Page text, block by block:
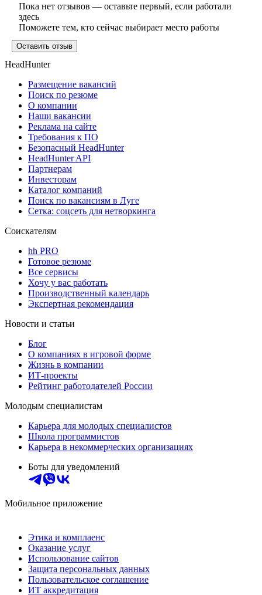
Пока нет отзывов — оставьте первый, если работали
здесь
Поможете тем, кто сейчас выбирает место работы
Оставить отзыв
HeadHunter
Размещение вакансий
Поиск по резюме
О компании
Наши вакансии
Реклама на сайте
Требования к ПО
Безопасный HeadHunter
HeadHunter API
Партнерам
Инвесторам
Каталог компаний
Поиск по вакансиям в Луге
Сетка: соцсеть для нетворкинга
Соискателям
hh PRO
Готовое резюме
Все сервисы
Хочу у вас работать
Производственный календарь
Экспертная рекомендация
Новости и статьи
Блог
О компаниях в игровой форме
Жизнь в компании
ИТ-проекты
Рейтинг работодателей России
Молодым специалистам
Карьера для молодых специалистов
Школа программистов
Карьера в некоммерческих организациях
Боты для уведомлений
Мобильное приложение
Этика и комплаенс
Оказание услуг
Использование сайтов
Защита персональных данных
Пользовательское соглашение
ИТ аккредитация